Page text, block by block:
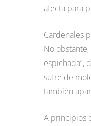
afecta para
Cardenales
No
espichada”,
sufre de
también
A principios